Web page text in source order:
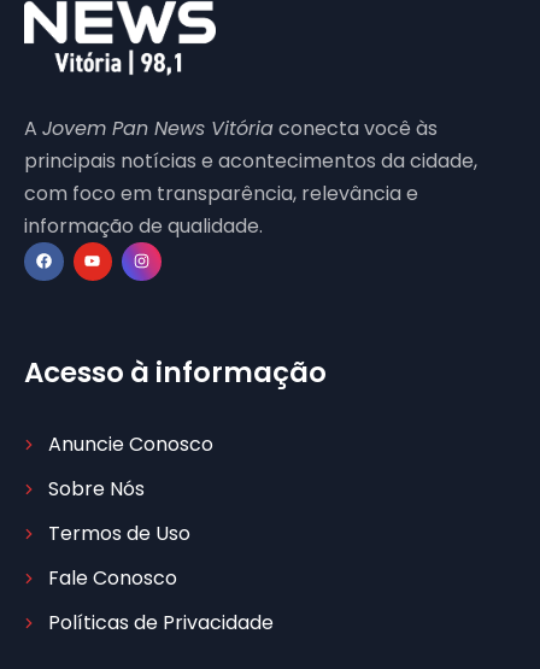
A Jovem Pan News Vitóriaconecta você às
principais notícias e acontecimentos da cidade,
com foco em transparência, relevância e
informação de qualidade.
Acesso à informação
Anuncie Conosco
Sobre Nós
Termos de Uso
Fale Conosco
Políticas de Privacidade